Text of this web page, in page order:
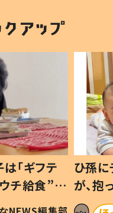
「ギフテ
チ給食”を
#令和の親
ひ孫
が、
「涙が